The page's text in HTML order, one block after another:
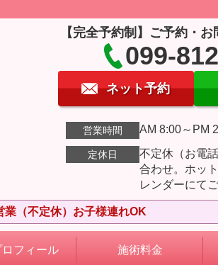
【完全予約制】ご予約・
099-
ネット予約
営業時間 AM 8:00～PM
定休日
不定休（お電
合わせ。ホッ
レンダーにて
業（不定休）お子様連れOK
ロフィール 施術料金